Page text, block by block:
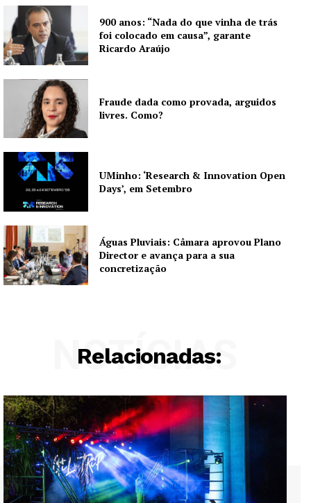
Institucional
Artigos
Edição Digital
Europa
Grande Entrevista
Quero ser Assinante
900 anos: “Nada do que vinha de trás
foi colocado em causa”, garante
Ricardo Araújo
Fraude dada como provada, arguidos
livres. Como?
UMinho: ‘Research & Innovation Open
Days’, em Setembro
Águas Pluviais: Câmara aprovou Plano
Director e avança para a sua
concretização
Relacionadas:
NOTÍCIAS